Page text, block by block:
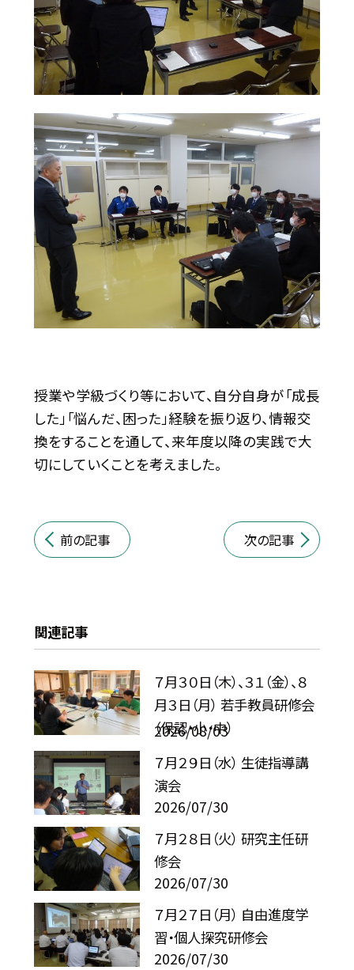
授業や学級づくり等において、自分自身が「成長
した」「悩んだ、困った」経験を振り返り、情報交
換をすることを通して、来年度以降の実践で大
切にしていくことを考えました。
前の記事 次の記事
関連記事
７月３０日（木）、３１（金）、８
月３日（月） 若手教員研修会
（保認・小・中）
2026/08/03
７月２９日（水） 生徒指導講
演会
2026/07/30
７月２８日（火） 研究主任研
修会
2026/07/30
７月２７日（月） 自由進度学
習・個人探究研修会
2026/07/30